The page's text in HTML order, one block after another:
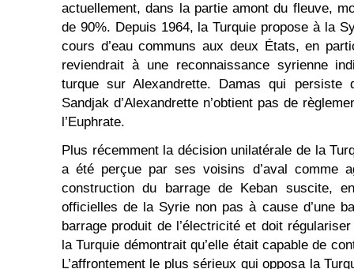
actuellement, dans la partie amont du fleuve,
de 90%. Depuis 1964, la Turquie propose à la
cours d’eau communs aux deux États, en
reviendrait à une reconnaissance syrienne
turque sur Alexandrette. Damas qui persiste
Sandjak d’Alexandrette n’obtient pas de
l’Euphrate.
Plus récemment la décision unilatérale de la
a été perçue par ses voisins d’aval comme
construction du barrage de Keban suscite,
officielles de la Syrie non pas à cause d’une
barrage produit de l’électricité et doit
la Turquie démontrait qu’elle était capable de
L’affrontement le plus sérieux qui opposa la